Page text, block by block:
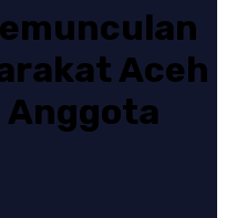
Aceh
Anggota